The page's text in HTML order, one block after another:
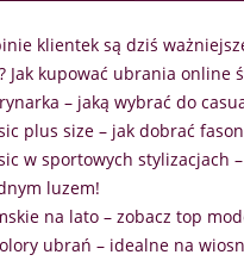
klientek są dziś
Jak kupować ubrania online
– jaką wybrać do
plus size – jak dobrać
w sportowych stylizacjach
luzem!
na lato – zobacz top
ubrań – idealne na